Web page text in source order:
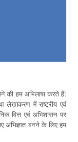
की हम अभि‍लाषा करते हैं:
लेखाकरण में राष्ट्रीय एवं
वित्त एवं अभि‍शासन पर
अभि‍ज्ञात बनने के लिए हम